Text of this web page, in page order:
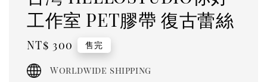
工作室 PET膠帶 復古蕾絲
Regular
price
NT$ 300 售完
Worldwide shipping